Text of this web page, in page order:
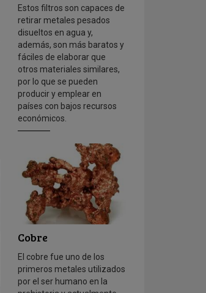
Estos filtros son capaces de
retirar metales pesados
disueltos en agua y,
además, son más baratos y
fáciles de elaborar que
otros materiales similares,
por lo que se pueden
producir y emplear en
países con bajos recursos
económicos.
Cobre
El cobre fue uno de los
primeros metales utilizados
por el ser humano en la